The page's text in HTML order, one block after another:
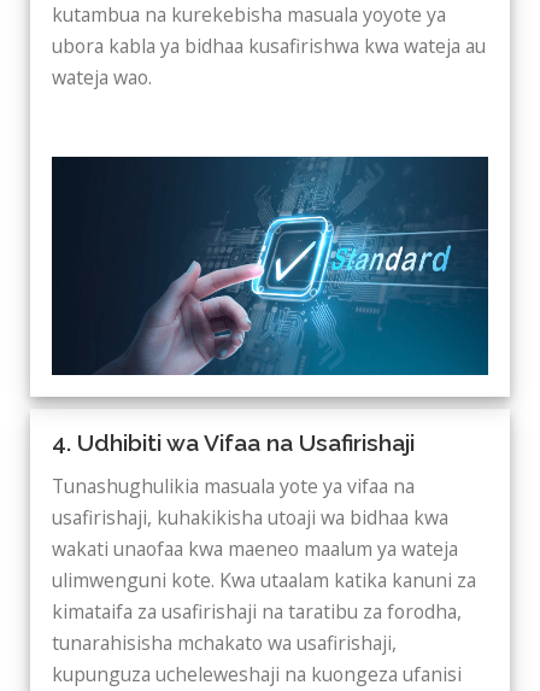
kutambua na kurekebisha masuala yoyote ya
ubora kabla ya bidhaa kusafirishwa kwa wateja au
wateja wao.
4. Udhibiti wa Vifaa na Usafirishaji
Tunashughulikia masuala yote ya vifaa na
usafirishaji, kuhakikisha utoaji wa bidhaa kwa
wakati unaofaa kwa maeneo maalum ya wateja
ulimwenguni kote. Kwa utaalam katika kanuni za
kimataifa za usafirishaji na taratibu za forodha,
tunarahisisha mchakato wa usafirishaji,
kupunguza ucheleweshaji na kuongeza ufanisi